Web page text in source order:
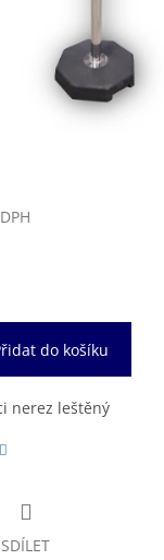
do košíku
nerez leštěný
SDÍLET